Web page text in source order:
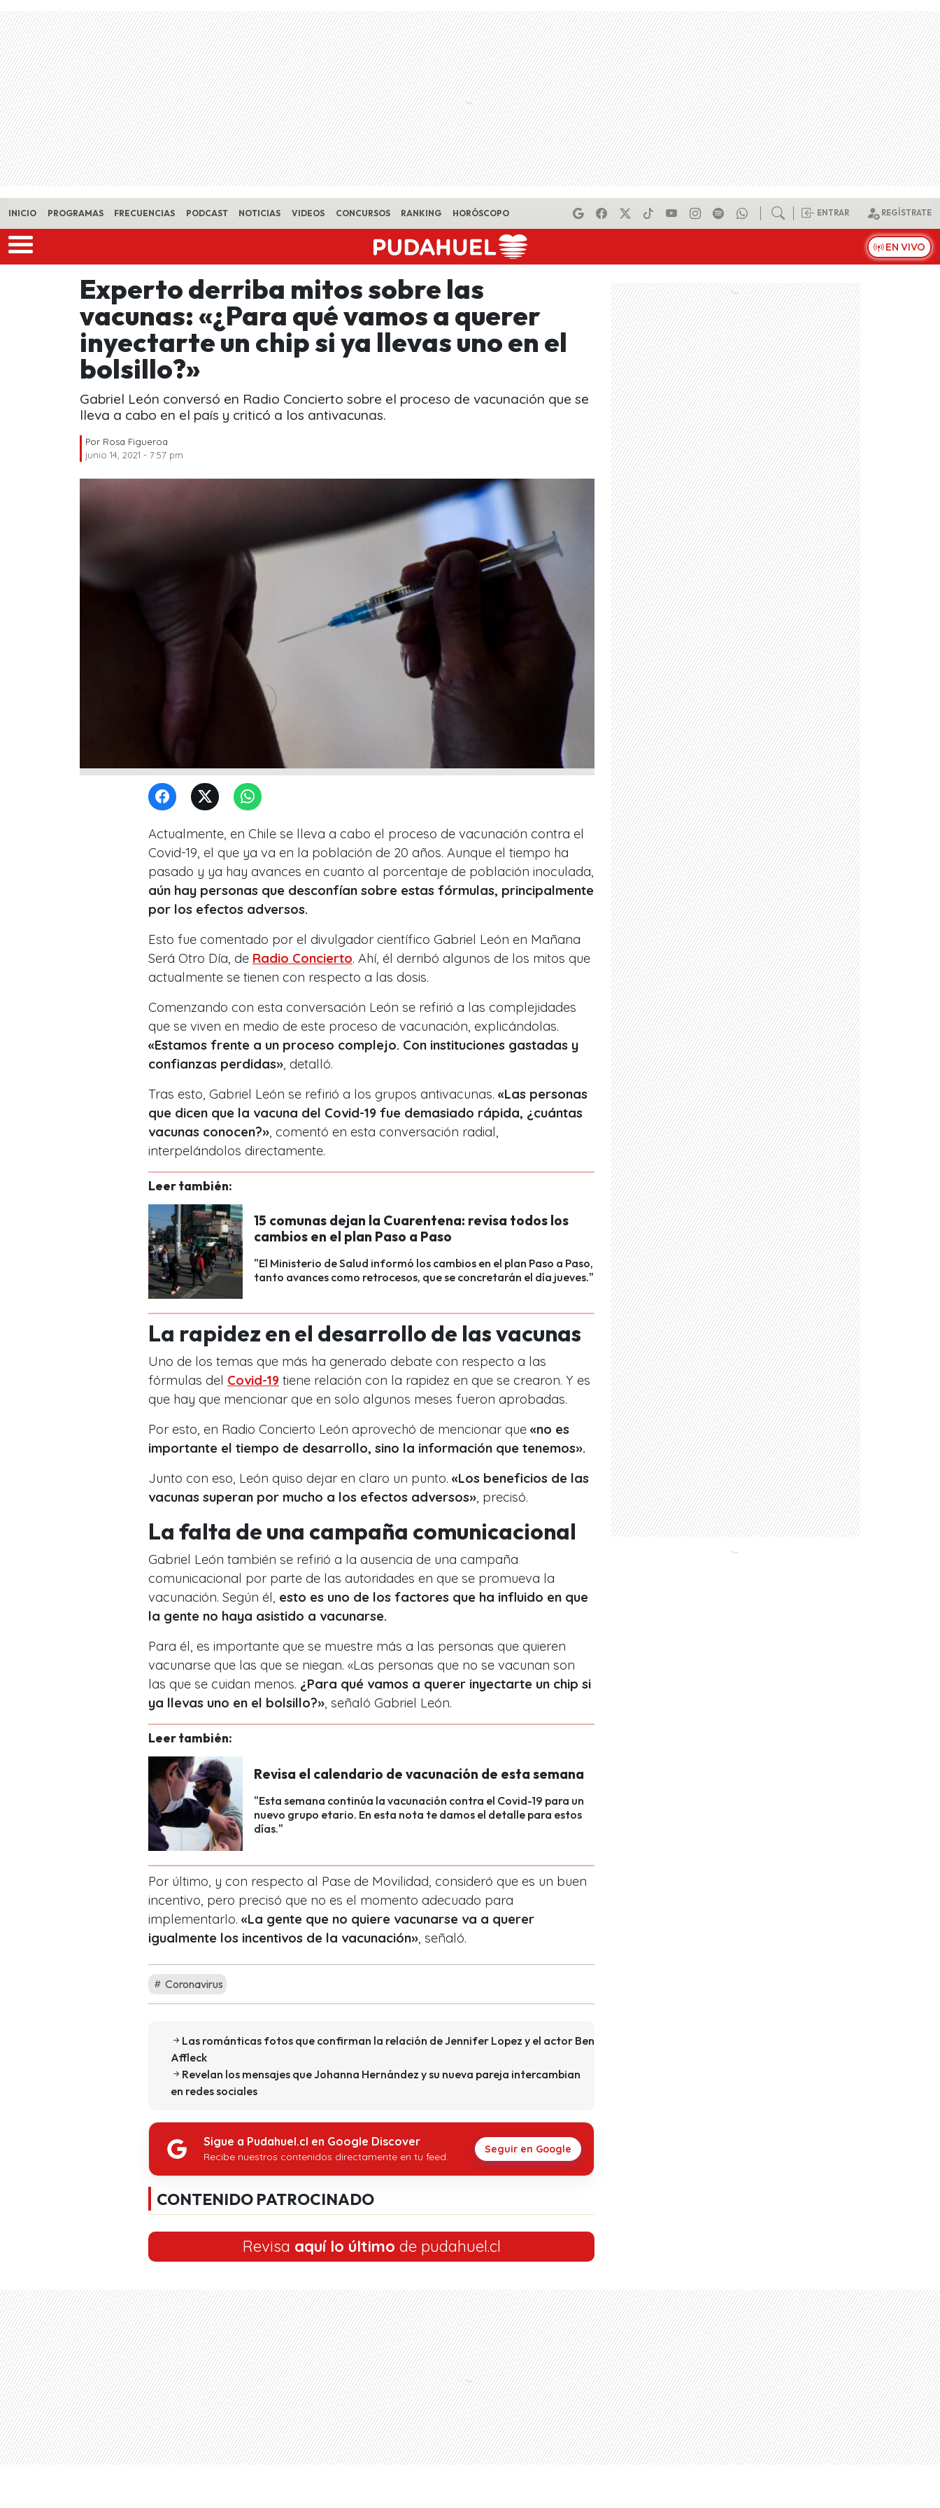
Skip to main content
INICIO PROGRAMAS FRECUENCIAS PODCAST NOTICIAS VIDEOS CONCURSOS RANKING HORÓSCOPO ENTRAR REGÍSTRATE
EN VIVO
Experto derriba mitos sobre las
vacunas: «¿Para qué vamos a querer
inyectarte un chip si ya llevas uno en el
bolsillo?»
Gabriel León conversó en Radio Concierto sobre el proceso de vacunación que se
lleva a cabo en el país y criticó a los antivacunas.
Por Rosa Figueroa
junio 14, 2021 - 7:57 pm
Actualmente, en Chile se lleva a cabo el proceso de vacunación contra el
Covid-19, el que ya va en la población de 20 años. Aunque el tiempo ha
pasado y ya hay avances en cuanto al porcentaje de población inoculada,
aún hay personas que desconfían sobre estas fórmulas, principalmente
por los efectos adversos.
Esto fue comentado por el divulgador científico Gabriel León en Mañana
Será Otro Día, de Radio Concierto. Ahí, él derribó algunos de los mitos que
actualmente se tienen con respecto a las dosis.
Comenzando con esta conversación León se refirió a las complejidades
que se viven en medio de este proceso de vacunación, explicándolas.
«Estamos frente a un proceso complejo. Con instituciones gastadas y
confianzas perdidas» , detalló.
Tras esto, Gabriel León se refirió a los grupos antivacunas. «Las personas
que dicen que la vacuna del Covid-19 fue demasiado rápida, ¿cuántas
vacunas conocen?» , comentó en esta conversación radial,
interpelándolos directamente.
Leer también:
15 comunas dejan la Cuarentena: revisa todos los
cambios en el plan Paso a Paso
"El Ministerio de Salud informó los cambios en el plan Paso a Paso,
tanto avances como retrocesos, que se concretarán el día jueves."
La rapidez en el desarrollo de las vacunas
Uno de los temas que más ha generado debate con respecto a las
fórmulas del Covid-19 tiene relación con la rapidez en que se crearon. Y es
que hay que mencionar que en solo algunos meses fueron aprobadas.
Por esto, en Radio Concierto León aprovechó de mencionar que «no es
importante el tiempo de desarrollo, sino la información que tenemos».
Junto con eso, León quiso dejar en claro un punto. «Los beneficios de las
vacunas superan por mucho a los efectos adversos» , precisó.
La falta de una campaña comunicacional
Gabriel León también se refirió a la ausencia de una campaña
comunicacional por parte de las autoridades en que se promueva la
vacunación. Según él, esto es uno de los factores que ha influido en que
la gente no haya asistido a vacunarse.
Para él, es importante que se muestre más a las personas que quieren
vacunarse que las que se niegan. «Las personas que no se vacunan son
las que se cuidan menos. ¿Para qué vamos a querer inyectarte un chip si
ya llevas uno en el bolsillo?» , señaló Gabriel León.
Leer también:
Revisa el calendario de vacunación de esta semana
"Esta semana continúa la vacunación contra el Covid-19 para un
nuevo grupo etario. En esta nota te damos el detalle para estos
días."
Por último, y con respecto al Pase de Movilidad, consideró que es un buen
incentivo, pero precisó que no es el momento adecuado para
implementarlo. «La gente que no quiere vacunarse va a querer
igualmente los incentivos de la vacunación» , señaló.
Coronavirus
Las románticas fotos que confirman la relación de Jennifer Lopez y el actor Ben
Affleck
Revelan los mensajes que Johanna Hernández y su nueva pareja intercambian
en redes sociales
Sigue a Pudahuel.cl en Google Discover
Recibe nuestros contenidos directamente en tu feed.
Seguir en Google
CONTENIDO PATROCINADO
Revisa aquí lo último de pudahuel.cl